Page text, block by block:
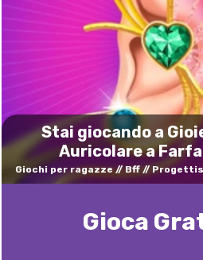
Stai giocando a
Auricolare a
Giochi per ragazze Bff
Gioca